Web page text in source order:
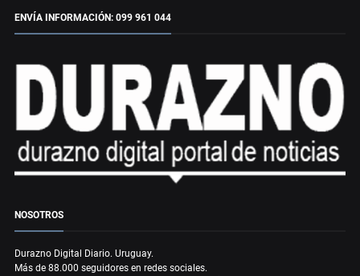
ENVÍA INFORMACIÓN: 099 961 044
NOSOTROS
Durazno Digital Diario. Uruguay.
Más de 88.000 seguidores en redes sociales.